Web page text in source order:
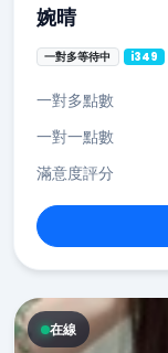
婉晴
一對多等待中 i349
一對多點數
一對一點數
滿意度評分
在線